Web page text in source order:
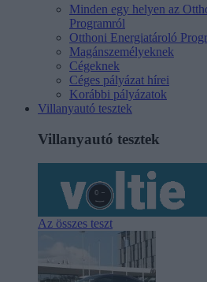
Minden egy helyen az
Programról
Otthoni Energiatároló
Magánszemélyeknek
Cégeknek
Céges pályázat hírei
Korábbi pályázatok
Villanyautó tesztek
Villanyautó tesztek
Az összes teszt